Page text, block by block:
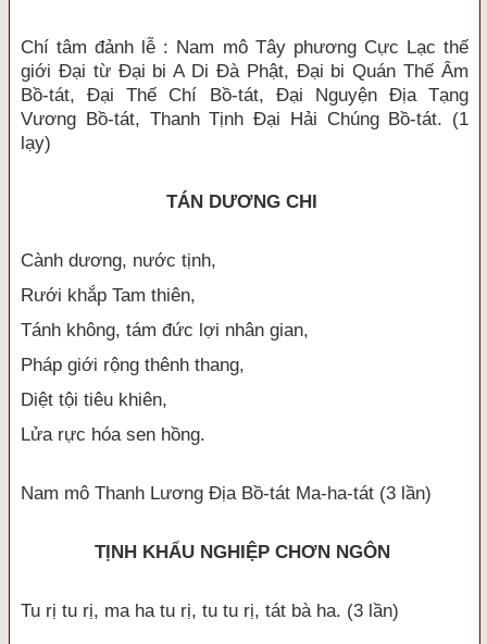
Chí tâm đảnh lễ : Nam mô Tây phương Cực Lạc thế
giới Đại từ Đại bi A Di Đà Phật, Đại bi Quán Thế Âm
Bồ-tát, Đại Thế Chí Bồ-tát, Đại Nguyện Địa Tạng
Vương Bồ-tát, Thanh Tịnh Đại Hải Chúng Bồ-tát. (1
lạy)
TÁN DƯƠNG CHI
Cành dương, nước tịnh,
Rưới khắp Tam thiên,
Tánh không, tám đức lợi nhân gian,
Pháp giới rộng thênh thang,
Diệt tội tiêu khiên,
Lửa rực hóa sen hồng.
Nam mô Thanh Lương Địa Bồ-tát Ma-ha-tát (3 lần)
TỊNH KHẨU NGHIỆP CHƠN NGÔN
Tu rị tu rị, ma ha tu rị, tu tu rị, tát bà ha. (3 lần)